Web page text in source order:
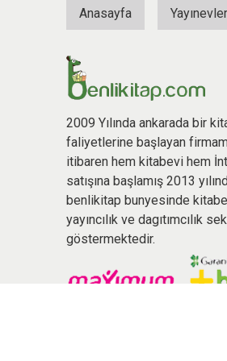
Anasayfa
2009 Yılında ankarada bir
faliyetlerine başlayan
itibaren hem kitabevi hem
satışına başlamış 2013
benlikitap bunyesinde
yayıncılık ve dagıtımcılık
göstermektedir.